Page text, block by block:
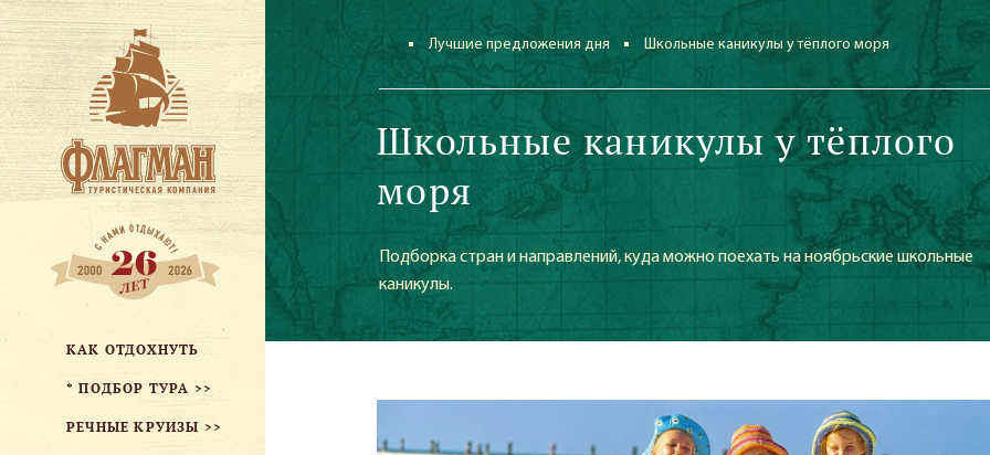
КАК ОТДОХНУТЬ
* ПОДБОР ТУРА >>
РЕЧНЫЕ КРУИЗЫ >>
Лучшие предложения дня Школьные каникулы у тёплого моря
Школьные каникулы у тёплого
моря
Подборка стран и направлений, куда можно поехать на ноябрьские школьные
каникулы.